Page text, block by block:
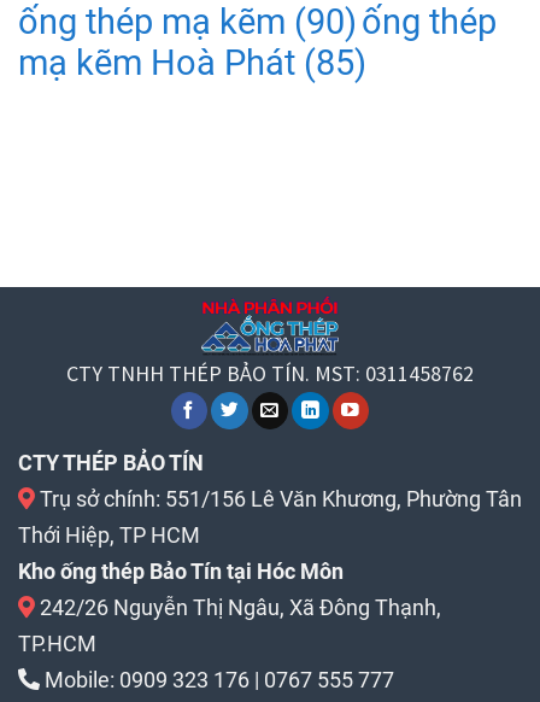
ống thép mạ kẽm (90) ống thép
mạ kẽm Hoà Phát (85)
CTY TNHH THÉP BẢO TÍN. MST: 0311458762
CTY THÉP BẢO TÍN
Trụ sở chính: 551/156 Lê Văn Khương, Phường Tân
Thới Hiệp, TP HCM
Kho ống thép Bảo Tín tại Hóc Môn
242/26 Nguyễn Thị Ngâu, Xã Đông Thạnh,
TP.HCM
Mobile: 0909 323 176 | 0767 555 777